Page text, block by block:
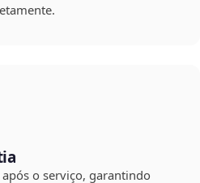
o serviço, garantindo